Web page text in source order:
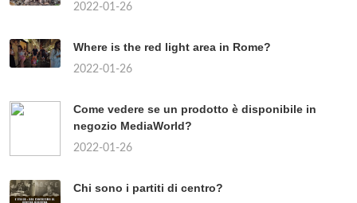
2022-01-26
Where is the red light area in Rome?
2022-01-26
Come vedere se un prodotto è disponibile in
negozio MediaWorld?
2022-01-26
Chi sono i partiti di centro?